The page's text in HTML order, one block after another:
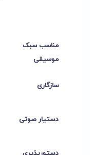
مناسب سبک
موسیقی
سازگاری
دستیار صوتی